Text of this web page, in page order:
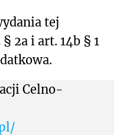
tej
2a i art. 14b § 1
Celno-